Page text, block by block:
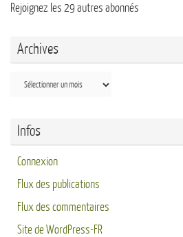
Rejoignez les 29 autres abonnés
Archives
Archives
Infos
Connexion
Flux des publications
Flux des commentaires
Site de WordPress-FR